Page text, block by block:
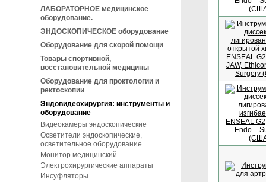
ЛАБОРАТОРНОЕ медицинское
оборудование.
ЭНДОСКОПИЧЕСКОЕ оборудование
Оборудование для скорой помощи
Товары спортивной,
восстановительной медицины
Оборудование для проктологии и
ректоскопии
Эндовидеохирургия: инструменты и
оборудование
Видеокамеры эндоскопические
Осветители эндоскопические,
осветительное оборудование
Монитор медицинский
Электрохирургические аппараты
Инсуфляторы